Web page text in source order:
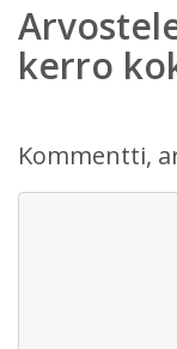
kerro
Kommentti,